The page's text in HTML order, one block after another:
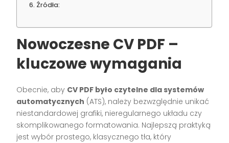
Źródła:
Nowoczesne CV PDF –
kluczowe wymagania
Obecnie, aby CV PDF było czytelne dla systemów
automatycznych (ATS), należy bezwzględnie unikać
niestandardowej grafiki, nieregularnego układu czy
skomplikowanego formatowania. Najlepszą praktyką
jest wybór prostego, klasycznego tła, który